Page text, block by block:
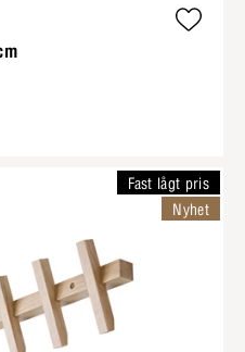
Fast lågt pris
Nyhet